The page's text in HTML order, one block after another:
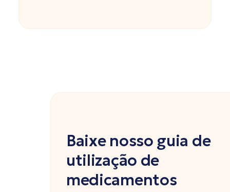
Baixe nosso guia de
utilização de
medicamentos